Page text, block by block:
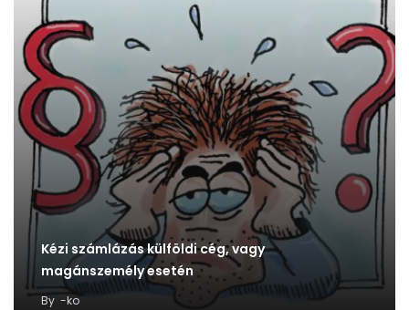
Kézi számlázás külföldi cég, vagy
magánszemély esetén
By -ko